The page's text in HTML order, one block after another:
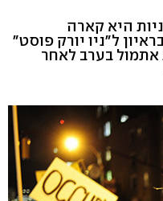
היא קארה
מאלבמה. בראיון ל"ניו יורק פוסט"
אתמול בערב לאחר